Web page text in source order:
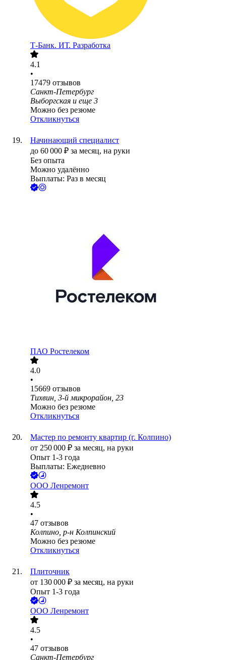
Т-Банк. ИТ. Разработка
4.1
•
17479 отзывов
Санкт-Петербург
Выборгская и еще 3
Можно без резюме
Откликнуться
Начинающий специалист
до 60 000 ₽ за месяц, на руки
Без опыта
Можно удалённо
Выплаты: Раз в месяц
ПАО Ростелеком
4.0
•
15669 отзывов
Тихвин, 3-й микрорайон, 23
Можно без резюме
Откликнуться
Мастер по ремонту квартир (г. Колпино)
от 250 000 ₽ за месяц, на руки
Опыт 1-3 года
Выплаты: Ежедневно
ООО Ленремонт
4.5
•
47 отзывов
Колпино, р-н Колпинский
Можно без резюме
Откликнуться
Плиточник
от 130 000 ₽ за месяц, на руки
Опыт 1-3 года
ООО Ленремонт
4.5
•
47 отзывов
Санкт-Петербург